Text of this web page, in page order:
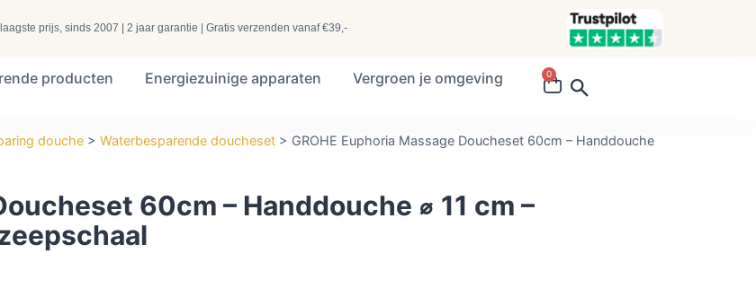
prijs, sinds 2007 | 2 jaar garantie | Gratis verzenden vanaf €39,-
producten Energiezuinige apparaten Vergroen je omgeving 0
douche > Waterbesparende doucheset > GROHE Euphoria Massage Doucheset 60cm – Handdouche
60cm – Handdouche ⌀ 11 cm –